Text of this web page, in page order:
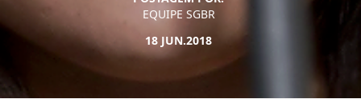
EQUIPE SGBR
18 JUN.2018